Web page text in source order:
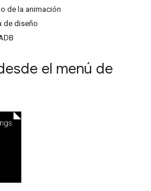
de la animación
de diseño
el menú de